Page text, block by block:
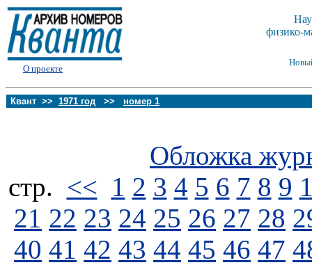
О проекте
физико-
Квант >> 1971 год >> номер 1
Обложка
стp. << 1 2 3 4 5 6 7 8 9
21 22 23 24 25 26 27 28
40 41 42 43 44 45 46 47